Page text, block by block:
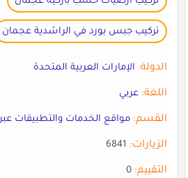
تركيب جبس بورد في الراشدية عجمان
الدولة: الإمارات العربية المتحدة
اللغة: عربي
القسم: مواقع الخدمات والتطبيقات عبر
الزيارات:6841
التقييم:0